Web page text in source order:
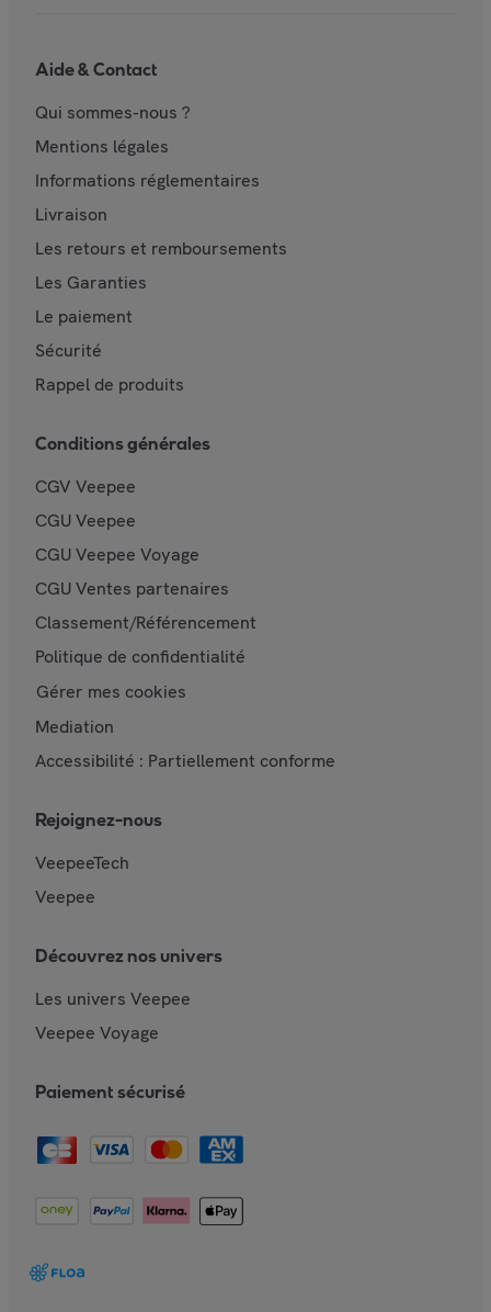
Aide & Contact
Qui sommes-nous ?
Mentions légales
Informations réglementaires
Livraison
Les retours et remboursements
Les Garanties
Le paiement
Sécurité
Rappel de produits
Conditions générales
CGV Veepee
CGU Veepee
CGU Veepee Voyage
CGU Ventes partenaires
Classement/Référencement
Politique de confidentialité
Gérer mes cookies
Mediation
Accessibilité : Partiellement conforme
Rejoignez-nous
VeepeeTech
Veepee
Découvrez nos univers
Les univers Veepee
Veepee Voyage
Paiement sécurisé